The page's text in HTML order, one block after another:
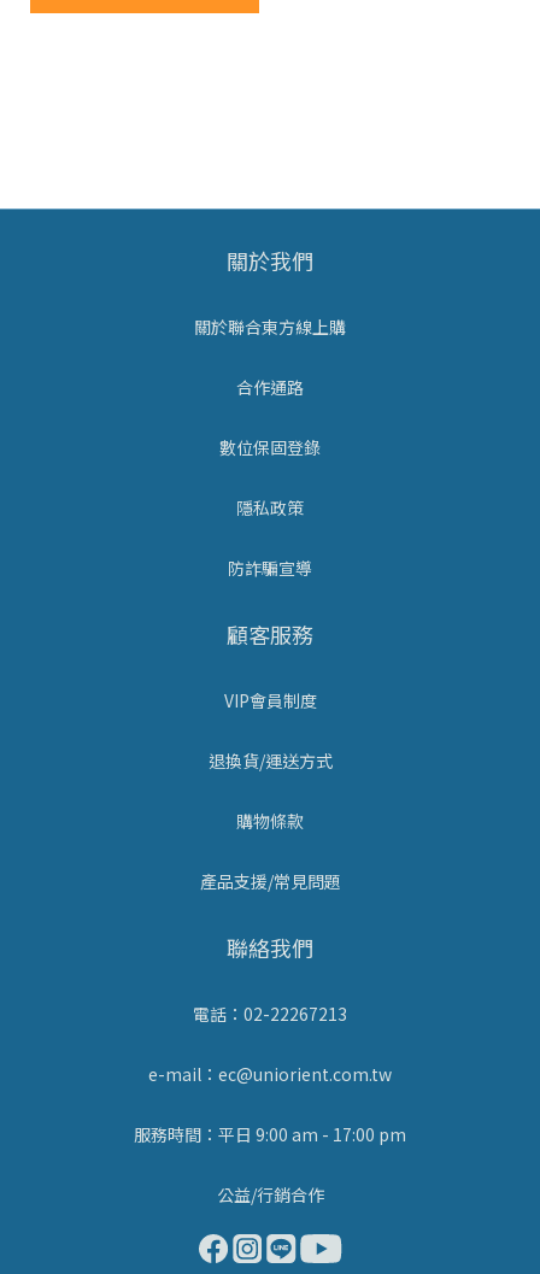
關於我們
關於聯合東方線上購
合作通路
數位保固登錄
隱私政策
防詐騙宣導
顧客服務
VIP會員制度
退換貨/運送方式
購物條款
產品支援/常見問題
聯絡我們
電話：02-22267213
e-mail：ec@uniorient.com.tw
服務時間：平日 9:00 am - 17:00 pm
公益/行銷合作